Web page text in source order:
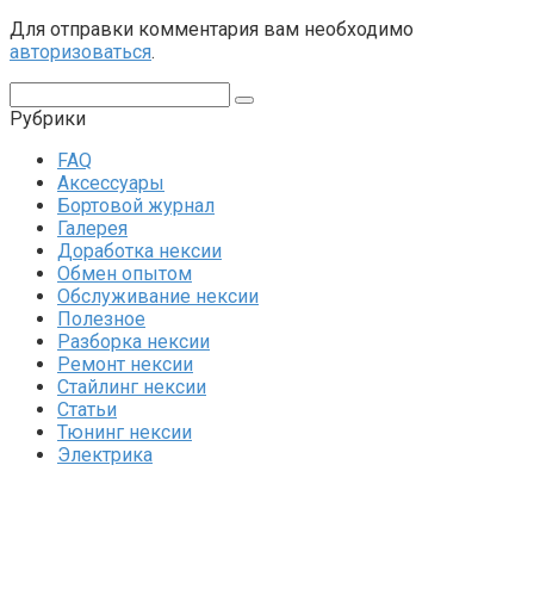
Для отправки комментария вам необходимо
авторизоваться.
Рубрики
FAQ
Аксессуары
Бортовой журнал
Галерея
Доработка нексии
Обмен опытом
Обслуживание нексии
Полезное
Разборка нексии
Ремонт нексии
Стайлинг нексии
Статьи
Тюнинг нексии
Электрика